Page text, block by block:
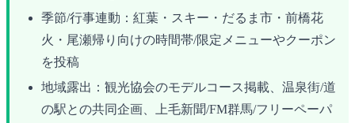
季節/行事連動：紅葉・スキー・だるま市・前橋花
火・尾瀬帰り向けの時間帯/限定メニューやクーポン
を投稿
地域露出：観光協会のモデルコース掲載、温泉街/道
の駅との共同企画、上毛新聞/FM群馬/フリーペーパ